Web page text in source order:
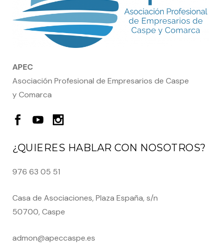
APEC
Asociación Profesional de Empresarios de Caspe
y Comarca
¿QUIERES HABLAR CON NOSOTROS?
976 63 05 51
Casa de Asociaciones, Plaza España, s/n
50700, Caspe
admon@apeccaspe.es